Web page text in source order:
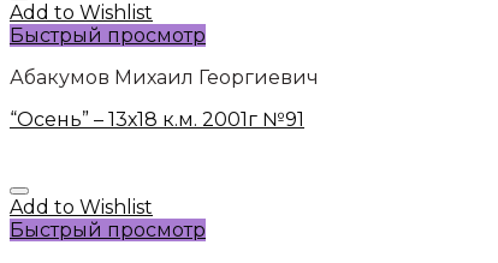
Add to Wishlist
Быстрый просмотр
Абакумов Михаил Георгиевич
“Осень” – 13х18 к.м. 2001г №91
Add to Wishlist
Быстрый просмотр